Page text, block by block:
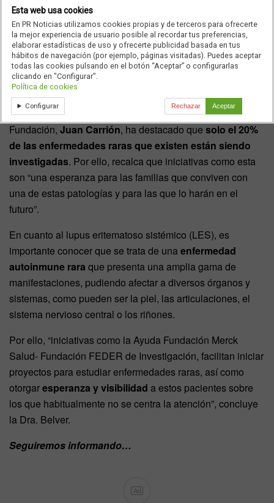
los linfocitos B patogénicos que producen daños en los
órganos y tejidos de los pacientes de lupus. Para ello
utilizaremos latecnología de receptores quiméricos de
linfocitos Tque está siendo ya aplicada con éxito para el
tratamiento de distintos tipos de cáncer hematológico”,
explica la Dra. Belver y su equipo.
Un contexto en el que el presidente de FEDER y su
Fundación, Juan Carrión, ha destacado que solo el 20%
de las enfermedades raras que existen están siendo
investigadas. Por ello, recalca que iniciativas como esta
son “una esperanza para las familias que conviven con
una de estas patologías y para las que lo harán en el
futuro”.
En cuanto al lupus eritematoso sistémico (LES), es
importante conocer que se trata de unaenfermedad
autoinmune rara que presenta una amplia gama de
manifestaciones, pudiendo afectar a diversos órganos y
sistemas, como pueden ser la piel, las articulaciones, el
sistema nervioso central o los riñones.
Por ello, “iniciativas como la Ayuda Fundación Merck
Salud- Fundación FEDER de Investigación, facilitan iniciar
proyectos para estudiar enfermedades raras, así como
otorgaresperanza y visibilidad a estos pacientes sobre
los que habitualmente no se centra la atención”, concluye
la Dra. Belver.
Seguiremos informando…
Ad
Esta web usa cookies
En PR Noticias utilizamos cookies propias y de terceros para ofrecerte
la mejor experiencia de usuario posible al recordar tus preferencias,
elaborar estadísticas de uso y ofrecerte publicidad basada en tus
hábitos de navegación (por ejemplo, páginas visitadas). Puedes aceptar
todas las cookies pulsando en el botón “Aceptar” o configurarlas
clicando en "Configurar".
Política de cookies
Configurar Rechazar Aceptar